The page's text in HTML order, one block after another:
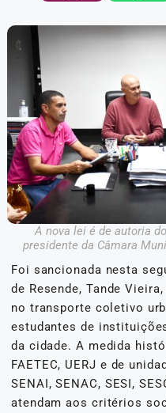
A nova lei é de autoria
presidente da Câmara
Foi sancionada nesta
de Resende, Tande
no transporte coletivo
estudantes de
da cidade. A medida
FAETEC, UERJ e de
SENAI, SENAC, SESI,
atendam aos critérios